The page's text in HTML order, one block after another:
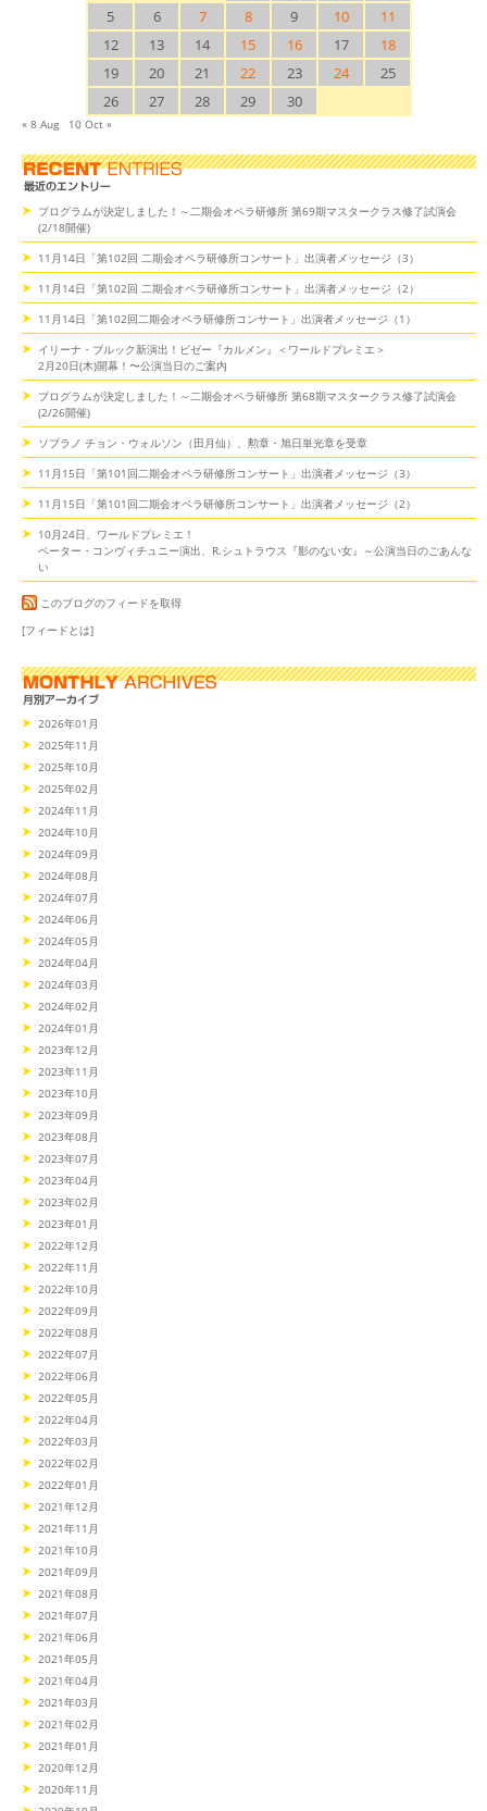
5
6 7 8 9 10
11
12
13 14 15 16 17
18
19
20 21 22 23 24
25
26
27 28 29 30
« 8 Aug 10 Oct »
プログラムが決定しました！～二期会オペラ研修所 第69期マスタークラス修了試演会
(2/18開催)
11月14日「第102回 二期会オペラ研修所コンサート」出演者メッセージ（3）
11月14日「第102回 二期会オペラ研修所コンサート」出演者メッセージ（2）
11月14日「第102回二期会オペラ研修所コンサート」出演者メッセージ（1）
イリーナ・ブルック新演出！ビゼー『カルメン』＜ワールドプレミエ＞
2月20日(木)開幕！〜公演当日のご案内
プログラムが決定しました！～二期会オペラ研修所 第68期マスタークラス修了試演会
(2/26開催)
ソプラノ チョン・ウォルソン（田月仙）、勲章・旭日単光章を受章
11月15日「第101回二期会オペラ研修所コンサート」出演者メッセージ（3）
11月15日「第101回二期会オペラ研修所コンサート」出演者メッセージ（2）
10月24日、ワールドプレミエ！
ペーター・コンヴィチュニー演出、R.シュトラウス『影のない女』～公演当日のごあんな
い
このブログのフィードを取得
[フィードとは]
2026年01月
2025年11月
2025年10月
2025年02月
2024年11月
2024年10月
2024年09月
2024年08月
2024年07月
2024年06月
2024年05月
2024年04月
2024年03月
2024年02月
2024年01月
2023年12月
2023年11月
2023年10月
2023年09月
2023年08月
2023年07月
2023年04月
2023年02月
2023年01月
2022年12月
2022年11月
2022年10月
2022年09月
2022年08月
2022年07月
2022年06月
2022年05月
2022年04月
2022年03月
2022年02月
2022年01月
2021年12月
2021年11月
2021年10月
2021年09月
2021年08月
2021年07月
2021年06月
2021年05月
2021年04月
2021年03月
2021年02月
2021年01月
2020年12月
2020年11月